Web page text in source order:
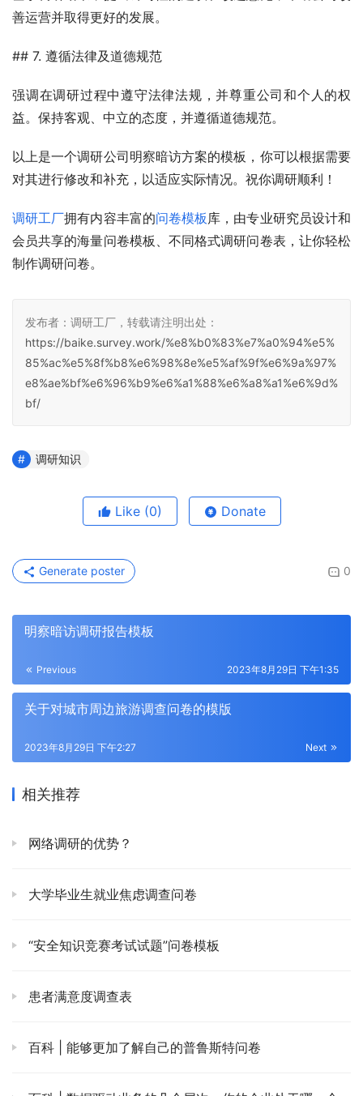
善运营并取得更好的发展。
## 7. 遵循法律及道德规范
强调在调研过程中遵守法律法规，并尊重公司和个人的权
益。保持客观、中立的态度，并遵循道德规范。
以上是一个调研公司明察暗访方案的模板，你可以根据需要
对其进行修改和补充，以适应实际情况。祝你调研顺利！
调研工厂拥有内容丰富的问卷模板 库，由专业研究员设计和
会员共享的海量问卷模板、不同格式调研问卷表，让你轻松
制作调研问卷。
发布者：调研工厂，转载请注明出处：
https://baike.survey.work/%e8%b0%83%e7%a0%94%e5%
85%ac%e5%8f%b8%e6%98%8e%e5%af%9f%e6%9a%97%
e8%ae%bf%e6%96%b9%e6%a1%88%e6%a8%a1%e6%9d%
bf/
调研知识
Like (0) Donate
0
Generate poster
明察暗访调研报告模板
Previous 2023年8月29日 下午1:35
关于对城市周边旅游调查问卷的模版
Next
2023年8月29日 下午2:27
相关推荐
网络调研的优势？
大学毕业生就业焦虑调查问卷
“安全知识竞赛考试试题”问卷模板
患者满意度调查表
百科 | 能够更加了解自己的普鲁斯特问卷